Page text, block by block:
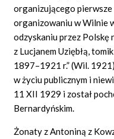
organizującego pierwsze
organizowaniu w Wilnie
odzyskaniu przez Polskę
z Lucjanem Uziębłą,
1897–1921 r.” (Wil.
w życiu publicznym i
11 XII 1929 i został
Bernardyńskim.
Żonaty z Antoniną z